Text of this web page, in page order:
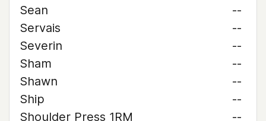
Sean
--
Servais
--
Severin
--
Sham
--
Shawn
--
Ship
--
Shoulder Press 1RM
--